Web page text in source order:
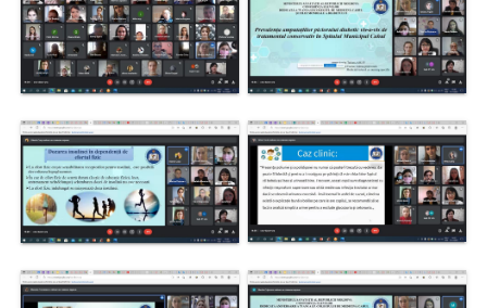
Nr.1
Secția
didactică
Nr.2
Secția
didactică